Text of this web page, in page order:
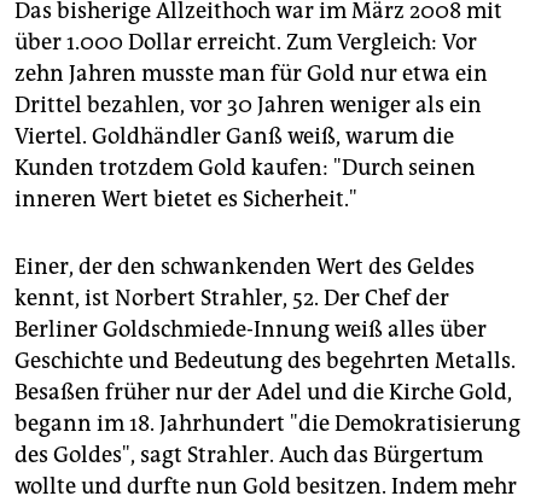
Das bisherige Allzeithoch war im März 2008 mit
über 1.000 Dollar erreicht. Zum Vergleich: Vor
zehn Jahren musste man für Gold nur etwa ein
Drittel bezahlen, vor 30 Jahren weniger als ein
Viertel. Goldhändler Ganß weiß, warum die
Kunden trotzdem Gold kaufen: "Durch seinen
inneren Wert bietet es Sicherheit."
Einer, der den schwankenden Wert des Geldes
kennt, ist Norbert Strahler, 52. Der Chef der
Berliner Goldschmiede-Innung weiß alles über
Geschichte und Bedeutung des begehrten Metalls.
Besaßen früher nur der Adel und die Kirche Gold,
begann im 18. Jahrhundert "die Demokratisierung
des Goldes", sagt Strahler. Auch das Bürgertum
wollte und durfte nun Gold besitzen. Indem mehr